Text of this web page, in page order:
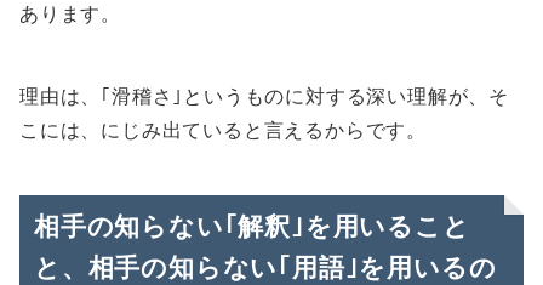
あります。
理由は、｢滑稽さ｣というものに対する深い理解が、そ
こには、にじみ出ていると言えるからです。
相手の知らない｢解釈｣を用いること
と、相手の知らない｢用語｣を用いるの